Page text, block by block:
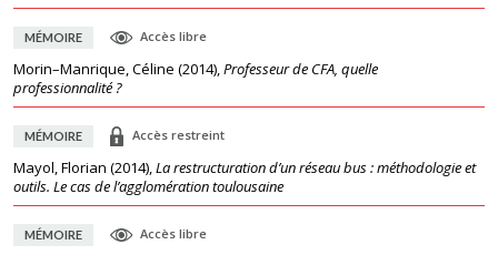
MÉMOIRE Accès libre
Morin–Manrique, Céline (2014),Professeur de CFA, quelle
professionnalité ?
MÉMOIRE Accès restreint
Mayol, Florian (2014),La restructuration d’un réseau bus : méthodologie et
outils. Le cas de l’agglomération toulousaine
MÉMOIRE Accès libre